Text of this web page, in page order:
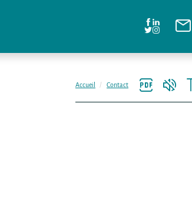
Suivez
!
Accueil Contact